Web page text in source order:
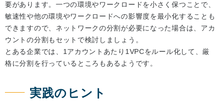
要があります。一つの環境やワークロードを小さく保つことで、
敏速性や他の環境やワークロードへの影響度を最小化することも
できますので、ネットワークの分割が必要になった場合は、アカ
ウントの分割もセットで検討しましょう。
とある企業では、1アカウントあたり1VPCをルール化して、厳
格に分割を行っているところもあるようです。
実践のヒント